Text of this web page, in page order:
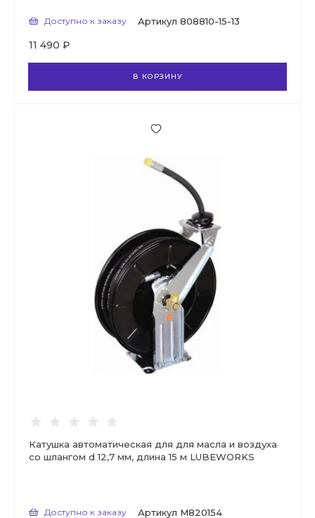
Доступно к заказу Артикул 808810-15-13
11 490 ₽
В КОРЗИНУ
Катушка автоматическая для для масла и воздуха
со шлангом d 12,7 мм, длина 15 м LUBEWORKS
Доступно к заказу Артикул M820154